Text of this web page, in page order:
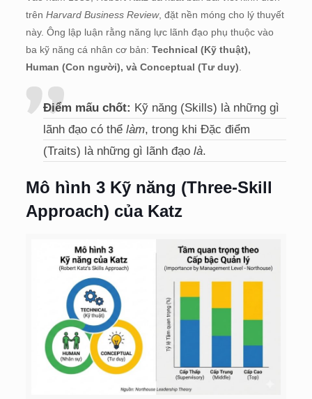
trên Harvard Business Review, đặt nền móng cho lý thuyết
này. Ông lập luận rằng năng lực lãnh đạo phụ thuộc vào
ba kỹ năng cá nhân cơ bản: Technical (Kỹ thuật),
Human (Con người), và Conceptual (Tư duy)
Điểm mấu chốt: Kỹ năng (Skills) là những gì
lãnh đạo có thể làm, trong khi Đặc điểm
(Traits) là những gì lãnh đạo là.
Mô hình 3 Kỹ năng (Three-Skill
Approach) của Katz